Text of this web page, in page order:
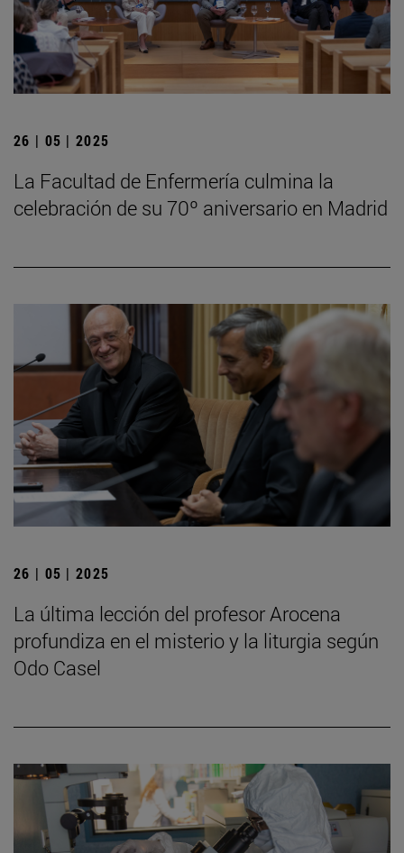
26 | 05 | 2025
La Facultad de Enfermería culmina la
celebración de su 70º aniversario en Madrid
26 | 05 | 2025
La última lección del profesor Arocena
profundiza en el misterio y la liturgia según
Odo Casel